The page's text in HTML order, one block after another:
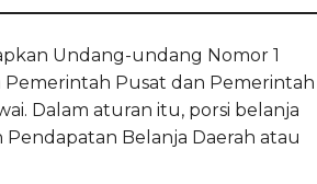
Undang-undang Nomor 1
Pusat dan Pemerintah
Dalam aturan itu, porsi belanja
Belanja Daerah atau